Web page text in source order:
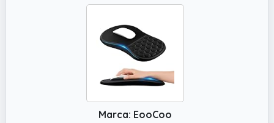
que tu mouse se deslice fácilmente sobre la
alfombrilla del mouse para movimientos
rápidos y fluidos
Marca: EooCoo